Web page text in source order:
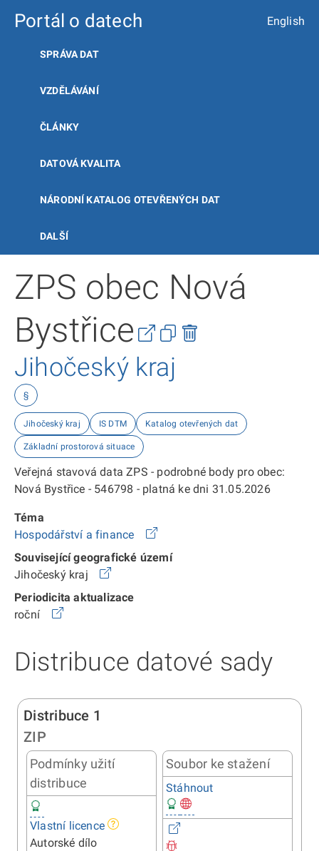
Portál o datech English
SPRÁVA DAT
VZDĚLÁVÁNÍ
ČLÁNKY
DATOVÁ KVALITA
NÁRODNÍ KATALOG OTEVŘENÝCH DAT
DALŠÍ
ZPS obec Nová
Bystřice
Jihočeský kraj
§
Jihočeský kraj IS DTM Katalog otevřených dat
Základní prostorová situace
Veřejná stavová data ZPS - podrobné body pro obec:
Nová Bystřice - 546798 - platná ke dni 31.05.2026
Téma
Hospodářství a finance
Související geografické území
Jihočeský kraj
Periodicita aktualizace
roční
Distribuce datové sady
Distribuce 1
ZIP
Podmínky užití
distribuce
Vlastní licence
Autorské dílo
Soubor ke stažení
Stáhnout